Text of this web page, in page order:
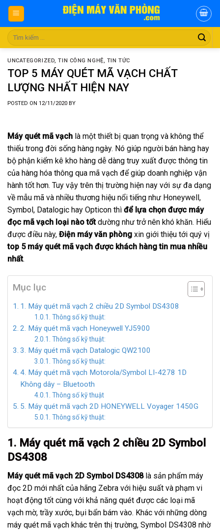
Skip
content
Tìm
kiếm:
UNCATEGORIZED,TIN CÔNG NGHỆ, TIN TỨC
TOP 5 MÁY QUÉT MÃ VẠCH CHẤT
LƯỢNG NHẤT HIỆN NAY
POSTED ON 12/11/2020 BY
Máy quét mã vạch là một thiết bị quan trọng và không thể
thiếu trong đời sống hàng ngày. Nó giúp người bán hàng hay
bộ phận kiểm kê kho hàng dễ dàng truy xuất được thông tin
của hàng hóa thông qua mã vạch để giúp doanh nghiệp vận
hành tốt hơn. Tuy vậy trên thị trường hiện nay với sự đa dạng
về mẫu mã và nhiều thương hiệu nổi tiếng như Honeywell,
Symbol, Datalogic hay Opticon thì để lựa chọn được máy
đọc mã vạch loại nào tốtdường như trở nên khó khăn. Hiểu
được điều này, Điện máy văn phòng xin giới thiệu tới quý vị
top 5 máy quét mã vạch được khách hàng tin mua nhiều
nhất.
Mục lục
1. Máy quét mã vạch 2 chiều 2D Symbol DS4308
Thông số kỹ thuật:
2. Máy quét mã vạch Honeywell YJ5900
Thông số kỹ thuật:
3. Máy quét mã vạch Datalogic QW2100
Thông số kỹ thuật:
4. Máy quét mã vạch Motorola/Symbol LI-4278 1D
Không dây – Bluetooth
Thông số kỹ thuật
5. Máy quét mã vạch 2D HONEYWELL Voyager 1450G
Thông số kỹ thuật:
1. Máy quét mã vạch 2 chiều 2D Symbol
DS4308
Máy quét mã vạch 2D Symbol DS4308là sản phẩm máy
đọc 2D mới nhất của hãng Zebra với hiệu suất và phạm vi
hoạt động tốt cùng với khả năng quét được các loại mã
vạch mờ, trầy xước, bụi bẩn bám vào. Khác với những dòng
máy quét mã vạch khác trên thị trường, Symbol DS4308 nhờ